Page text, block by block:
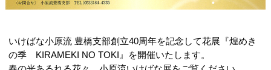
いけばな小原流 豊橋支部創立40周年を記念して花展『煌めき
の季 KIRAMEKI NO TOKI』を開催いたします。